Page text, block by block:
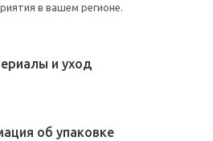
в вашем регионе.
и уход
об упаковке